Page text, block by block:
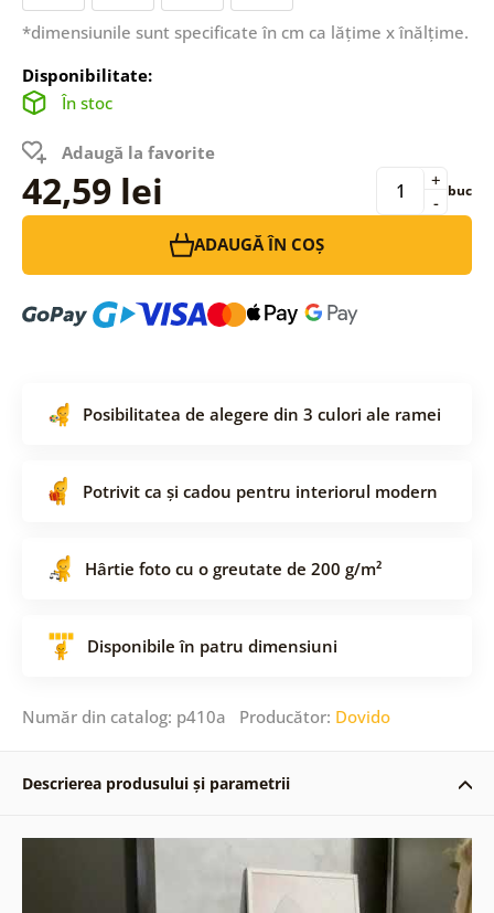
*dimensiunile sunt specificate în cm ca lățime x înălțime.
Disponibilitate:
În stoc
Adaugă la favorite
42,59 lei -
+ buc
ADAUGĂ ÎN COȘ
Posibilitatea de alegere din 3 culori ale ramei
Potrivit ca și cadou pentru interiorul modern
Hârtie foto cu o greutate de 200 g/m²
Disponibile în patru dimensiuni
Număr din catalog: p410a Producător: Dovido
Descrierea produsului și parametrii